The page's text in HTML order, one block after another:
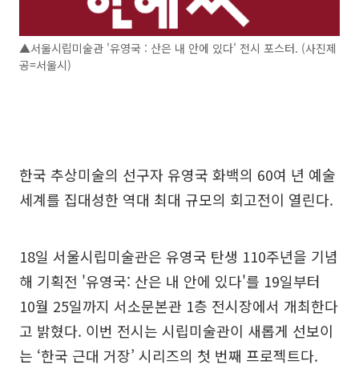
▲서울시립미술관 '유영국 : 산은 내 안에 있다' 전시 포스터. (사진제
공=서울시)
한국 추상미술의 선구자 유영국 화백의 60여 년 예술
세계를 집대성한 역대 최대 규모의 회고전이 열린다.
18일 서울시립미술관은 유영국 탄생 110주년을 기념
해 기획전 '유영국: 산은 내 안에 있다'를 19일부터
10월 25일까지 서소문본관 1층 전시장에서 개최한다
고 밝혔다. 이번 전시는 시립미술관이 새롭게 선보이
는 ‘한국 근대 거장’ 시리즈의 첫 번째 프로젝트다.